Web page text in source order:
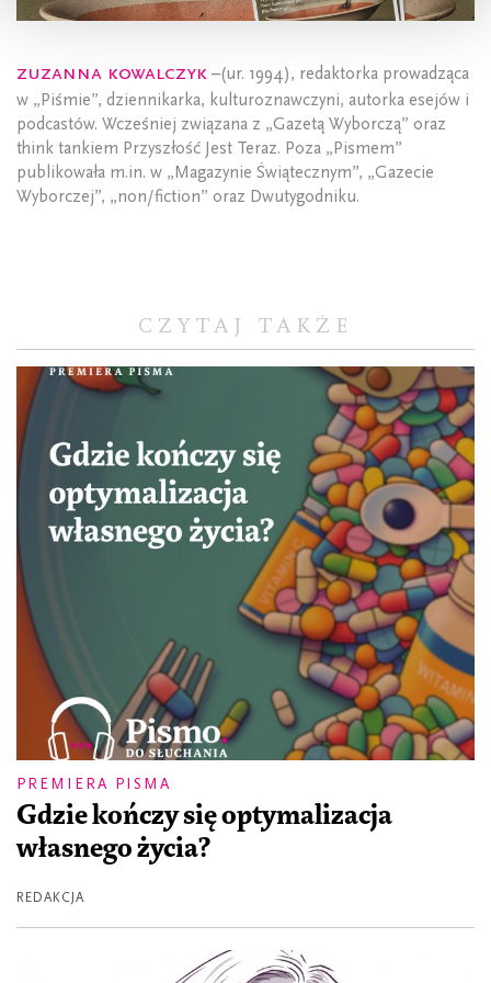
Zuzanna Kowalczyk –(ur. 1994), redaktorka prowadząca
w „Piśmie”, dziennikarka, kulturoznawczyni, autorka esejów i
podcastów. Wcześniej związana z „Gazetą Wyborczą” oraz
think tankiem Przyszłość Jest Teraz. Poza „Pismem”
publikowała m.in. w „Magazynie Świątecznym”, „Gazecie
Wyborczej”, „non/fiction” oraz Dwutygodniku.
CZYTAJ TAKŻE
PREMIERA PISMA
Gdzie kończy się optymalizacja
własnego życia?
REDAKCJA